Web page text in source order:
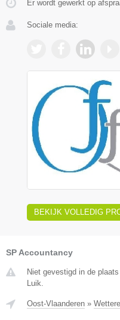
Er wordt gewerkt op
Sociale media:
BEKIJK VOLLEDIG
SP Accountancy
Niet gevestigd in de
Luik.
Oost-Vlaanderen »